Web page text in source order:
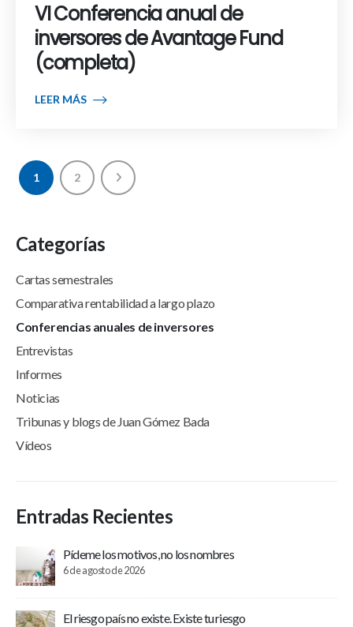
VI Conferencia anual de
inversores de Avantage Fund
(completa)
LEER MÁS
1 2
Categorías
Cartas semestrales
Comparativa rentabilidad a largo plazo
Conferencias anuales de inversores
Entrevistas
Informes
Noticias
Tribunas y blogs de Juan Gómez Bada
Vídeos
Entradas Recientes
Pídeme los motivos, no los nombres
6 de agosto de 2026
El riesgo país no existe. Existe tu riesgo